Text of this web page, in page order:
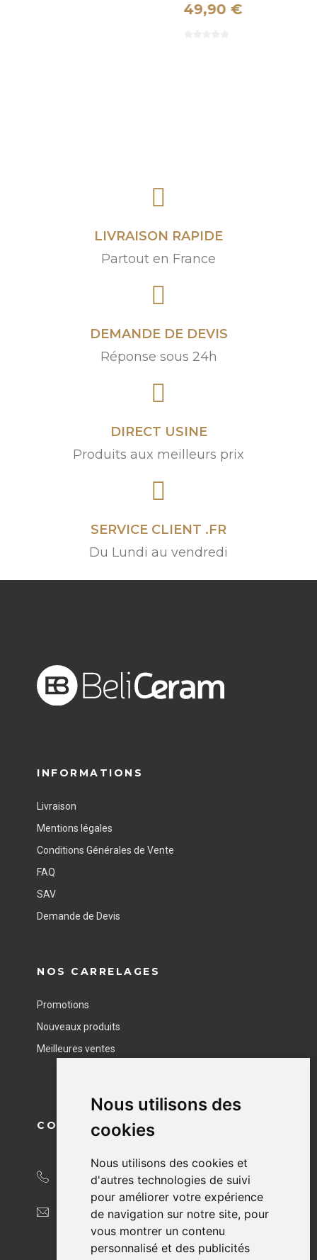
Nous utilisons des
cookies
Nous utilisons des cookies et
d'autres technologies de suivi
pour améliorer votre expérience
de navigation sur notre site, pour
vous montrer un contenu
personnalisé et des publicités
LIVRAISON RAPIDE
Partout en France
DEMANDE DE DEVIS
Réponse sous 24h
DIRECT USINE
Produits aux meilleurs prix
SERVICE CLIENT .FR
Du Lundi au vendredi
INFORMATIONS
Livraison
Mentions légales
Conditions Générales de Vente
FAQ
SAV
Demande de Devis
NOS CARRELAGES
Promotions
Nouveaux produits
Meilleures ventes
CONTACT
04 76 40 49 95
contact@beliceram.fr